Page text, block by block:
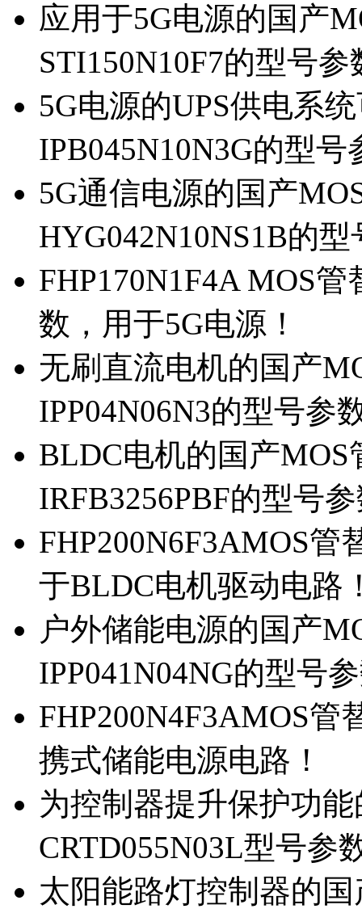
应用于5G电源的国产
STI150N10F7的型号参
5G电源的UPS供电系
IPB045N10N3G的型号
5G通信电源的国产
HYG042N10NS1B的
FHP170N1F4A MOS
数，用于5G电源！
无刷直流电机的国产
IPP04N06N3的型号参
BLDC电机的国产MOS
IRFB3256PBF的型号
FHP200N6F3AMOS管
于BLDC电机驱动电路
户外储能电源的国产
IPP041N04NG的型号
FHP200N4F3AMOS管
携式储能电源电路！
为控制器提升保护功
CRTD055N03L型号参
太阳能路灯控制器的